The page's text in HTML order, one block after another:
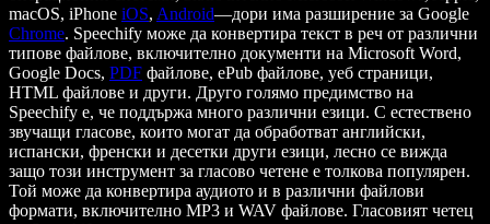
macOS, iPhone iOS, Android—дори има разширение за Google
Chrome. Speechify може да конвертира текст в реч от различни
типове файлове, включително документи на Microsoft Word,
Google Docs, PDF файлове, ePub файлове, уеб страници,
HTML файлове и други. Друго голямо предимство на
Speechify е, че поддържа много различни езици. С естествено
звучащи гласове, които могат да обработват английски,
испански, френски и десетки други езици, лесно се вижда
защо този инструмент за гласово четене е толкова популярен.
Той може да конвертира аудиото и в различни файлови
формати, включително MP3 и WAV файлове. Гласовият четец